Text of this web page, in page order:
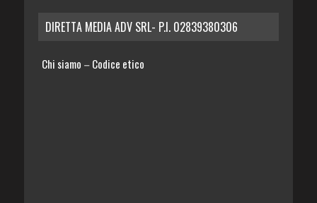
DIRETTA MEDIA ADV SRL- P.I. 02839380306
Chi siamo – Codice etico